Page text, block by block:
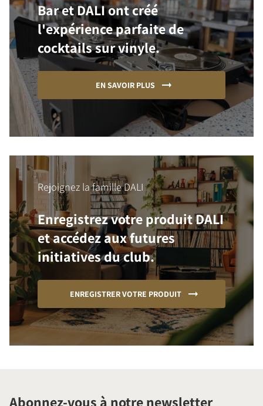
Bar et DALI ont créé
l'expérience parfaite de
cocktails sur vinyle.
EN SAVOIR PLUS
Rejoignez la famille DALI
Enregistrez votre produit DALI
et accédez aux futures
initiatives du club.
ENREGISTRER VOTRE PRODUIT
Abonnez-vous à notre newsletter